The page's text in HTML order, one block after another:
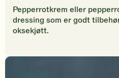
den
første
til
Pepperrotkrem eller
dressing som er godt
oksekjøtt.